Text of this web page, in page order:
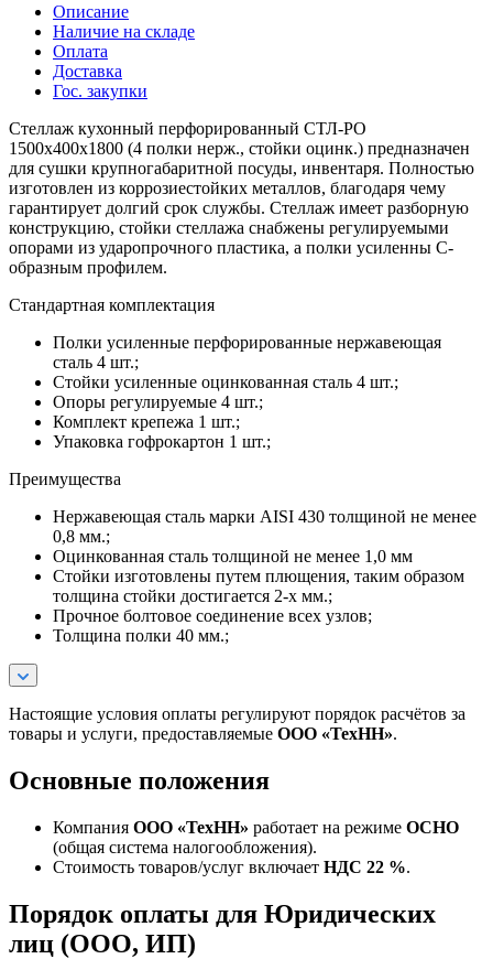
Описание
Наличие на складе
Оплата
Доставка
Гос. закупки
Стеллаж кухонный перфорированный СТЛ-РО
1500х400х1800 (4 полки нерж., стойки оцинк.) предназначен
для сушки крупногабаритной посуды, инвентаря. Полностью
изготовлен из коррозиестойких металлов, благодаря чему
гарантирует долгий срок службы. Стеллаж имеет разборную
конструкцию, стойки стеллажа снабжены регулируемыми
опорами из ударопрочного пластика, а полки усиленны С-
образным профилем.
Стандартная комплектация
Полки усиленные перфорированные нержавеющая
сталь 4 шт.;
Стойки усиленные оцинкованная сталь 4 шт.;
Опоры регулируемые 4 шт.;
Комплект крепежа 1 шт.;
Упаковка гофрокартон 1 шт.;
Преимущества
Нержавеющая сталь марки AISI 430 толщиной не менее
0,8 мм.;
Оцинкованная сталь толщиной не менее 1,0 мм
Стойки изготовлены путем плющения, таким образом
толщина стойки достигается 2-х мм.;
Прочное болтовое соединение всех узлов;
Толщина полки 40 мм.;
Настоящие условия оплаты регулируют порядок расчётов за
товары и услуги, предоставляемые ООО «ТехНН».
Основные положения
Компания ООО «ТехНН» работает на режиме ОСНО
(общая система налогообложения).
Стоимость товаров/услуг включает НДС 22 %.
Порядок оплаты для Юридических
лиц (ООО, ИП)